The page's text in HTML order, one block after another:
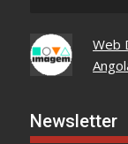
Web
Newsletter